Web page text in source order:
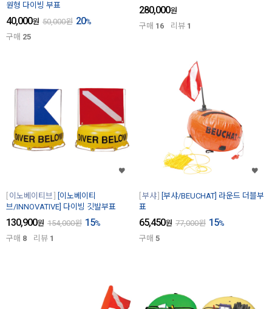
원형 다이빙 부표
40,000원 50,000원 20%
구매 25
280,000원
구매 16 리뷰 1
이노베이티브
[이노베이티
브/INNOVATIVE] 다이빙 깃발부표
130,900원 154,000원 15%
구매 8 리뷰 1
부샤
[부샤/BEUCHAT] 라운드 더블부
표
65,450원 77,000원 15%
구매 5